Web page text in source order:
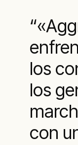
los
los
con